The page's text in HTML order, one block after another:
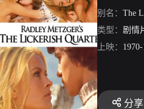
别名： The
类型： 剧情
上映：
分享